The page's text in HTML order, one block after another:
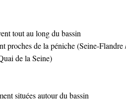
tout au long du bassin
proches de la péniche (Seine-
de la Seine)
situées autour du bassin